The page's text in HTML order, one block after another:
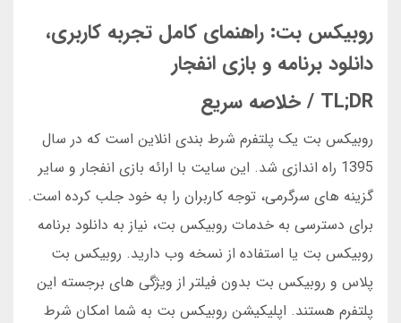
روبیکس بت: راهنمای کامل تجربه کاربری،
دانلود برنامه و بازی انفجار
TL;DR / خلاصه سریع
روبیکس بت یک پلتفرم شرط بندی انلاین است که در سال
1395 راه اندازی شد. این سایت با ارائه بازی انفجار و سایر
گزینه های سرگرمی، توجه کاربران را به خود جلب کرده است.
برای دسترسی به خدمات روبیکس بت، نیاز به دانلود برنامه
روبیکس بت یا استفاده از نسخه وب دارید. روبیکس بت
پلاس و روبیکس بت بدون فیلتر از ویژگی های برجسته این
پلتفرم هستند. اپلیکیشن روبیکس بت به شما امکان شرط